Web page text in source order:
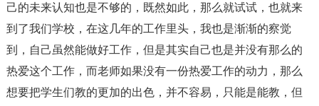
己的未来认知也是不够的，既然如此，那么就试试，也就来
到了我们学校，在这几年的工作里头，我也是渐渐的察觉
到，自己虽然能做好工作，但是其实自己也是并没有那么的
热爱这个工作，而老师如果没有一份热爱工作的动力，那么
想要把学生们教的更加的出色，并不容易，只能是能教，但